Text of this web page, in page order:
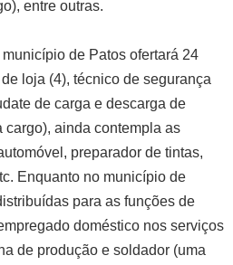
entre outras.
de Patos ofertará 24
loja (4), técnico de segurança
de carga e descarga de
cargo), ainda contempla as
preparador de tintas,
Enquanto no município de
para as funções de
doméstico nos serviços
de produção e soldador (uma